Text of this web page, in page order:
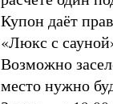
Купон даёт
«Люкс с
Возможно
место нужно